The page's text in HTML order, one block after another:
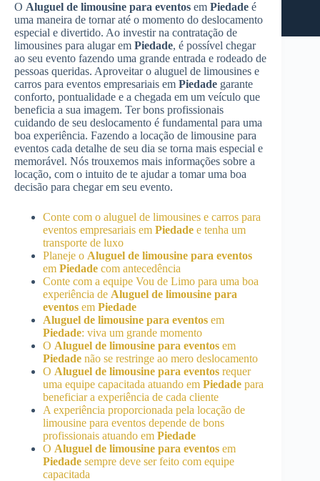
O Aluguel de limousine para eventos em Piedade é
uma maneira de tornar até o momento do deslocamento
especial e divertido. Ao investir na contratação de
limousines para alugar em Piedade, é possível chegar
ao seu evento fazendo uma grande entrada e rodeado de
pessoas queridas. Aproveitar o aluguel de limousines e
carros para eventos empresariais em Piedade garante
conforto, pontualidade e a chegada em um veículo que
beneficia a sua imagem. Ter bons profissionais
cuidando de seu deslocamento é fundamental para uma
boa experiência. Fazendo a locação de limousine para
eventos cada detalhe de seu dia se torna mais especial e
memorável. Nós trouxemos mais informações sobre a
locação, com o intuito de te ajudar a tomar uma boa
decisão para chegar em seu evento.
Conte com o aluguel de limousines e carros para
eventos empresariais em Piedade e tenha um
transporte de luxo
Planeje o Aluguel de limousine para eventos
em Piedade com antecedência
Conte com a equipe Vou de Limo para uma boa
experiência de Aluguel de limousine para
eventos em Piedade
Aluguel de limousine para eventos em
Piedade: viva um grande momento
O Aluguel de limousine para eventos em
Piedade não se restringe ao mero deslocamento
O Aluguel de limousine para eventos requer
uma equipe capacitada atuando em Piedade para
beneficiar a experiência de cada cliente
A experiência proporcionada pela locação de
limousine para eventos depende de bons
profissionais atuando em Piedade
O Aluguel de limousine para eventos em
Piedade sempre deve ser feito com equipe
capacitada